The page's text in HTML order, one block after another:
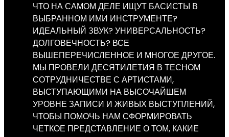
ЧТО НА САМОМ ДЕЛЕ ИЩУТ БАСИСТЫ В
ВЫБРАННОМ ИМИ ИНСТРУМЕНТЕ?
ИДЕАЛЬНЫЙ ЗВУК? УНИВЕРСАЛЬНОСТЬ?
ДОЛГОВЕЧНОСТЬ? ВСЕ
ВЫШЕПЕРЕЧИСЛЕННОЕ И МНОГОЕ ДРУГОЕ.
МЫ ПРОВЕЛИ ДЕСЯТИЛЕТИЯ В ТЕСНОМ
СОТРУДНИЧЕСТВЕ С АРТИСТАМИ,
ВЫСТУПАЮЩИМИ НА ВЫСОЧАЙШЕМ
УРОВНЕ ЗАПИСИ И ЖИВЫХ ВЫСТУПЛЕНИЙ,
ЧТОБЫ ПОМОЧЬ НАМ СФОРМИРОВАТЬ
ЧЕТКОЕ ПРЕДСТАВЛЕНИЕ О ТОМ, КАКИЕ